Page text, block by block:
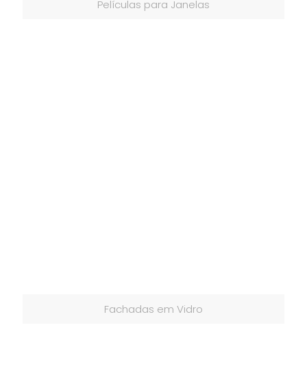
Películas para Janelas
Fachadas em Vidro